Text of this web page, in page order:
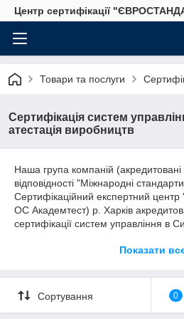
Центр сертифікації
Товари та послуги
Сертифікація систем
атестація виробництв
Наша група компаній (акредитовані
відповідності "Міжнародні
Сертифікаційний експертний
ОС Академтест) р. Харків
сертифікації систем управління в
України “Про акредитацію органів з
з акредитації), реєстр:
https://naau.org.ua/3-reiestr-
Роботи по сертифікації
Показати
Сортування 0